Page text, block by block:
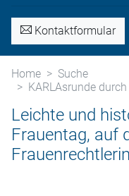
Kontaktformular
Home
Suche
KARLAsrunde
Leichte und
Frauentag, auf